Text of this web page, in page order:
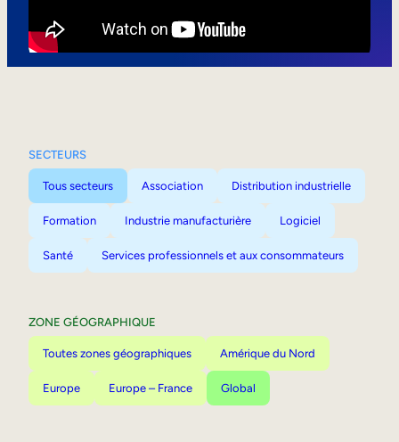
SECTEURS
Tous secteurs Association Distribution industrielle
Formation Industrie manufacturière Logiciel
Santé Services professionnels et aux consommateurs
ZONE GÉOGRAPHIQUE
Toutes zones géographiques Amérique du Nord
Europe Europe – France Global